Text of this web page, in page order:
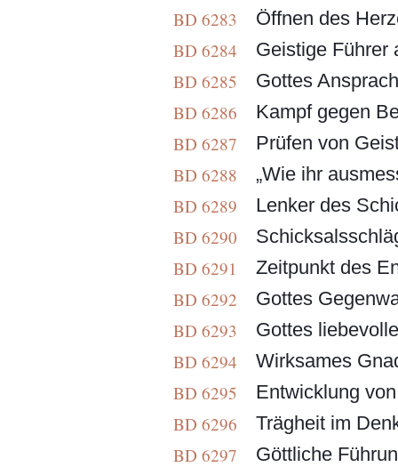
BD 6283
Öffnen des
BD 6284
Geistige Führer
BD 6285
Gottes
BD 6286
Kampf gegen
BD 6287
Prüfen von
BD 6288
„Wie ihr
BD 6289
Lenker des
BD 6290
BD 6291
Zeitpunkt des
BD 6292
Gottes
BD 6293
Gottes
BD 6294
Wirksames
BD 6295
Entwicklung
BD 6296
Trägheit im
BD 6297
Göttliche